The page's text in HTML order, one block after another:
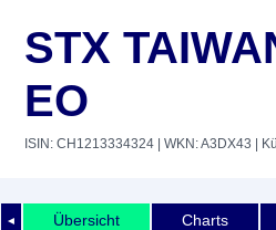
STX
EO
ISIN: CH1213334324 | WKN: A3DX43 |
◄ Übersicht Charts